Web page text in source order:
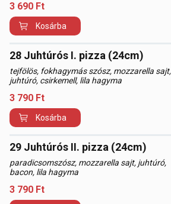
3 690 Ft
Kosárba
28 Juhtúrós I. pizza (24cm)
tejfölös, fokhagymás szósz, mozzarella sajt,
juhtúró, csirkemell, lila hagyma
3 790 Ft
Kosárba
29 Juhtúrós II. pizza (24cm)
paradicsomszósz, mozzarella sajt, juhtúró,
bacon, lila hagyma
3 790 Ft